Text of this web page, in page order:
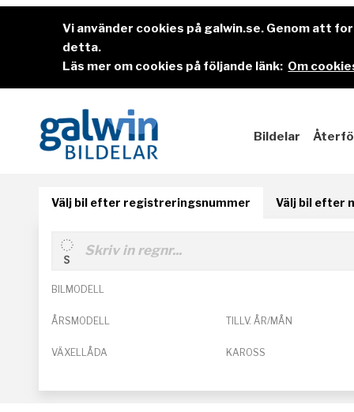
Vi använder cookies på galwin.se. Genom att
detta.
Läs mer om cookies på följande länk: Om
Bildelar
Välj bil efter registreringsnummer Välj bil efter
BILMODELL
ÅRSMODELL TILLV. ÅR/MÅN
VÄXELLÅDA KAROSS